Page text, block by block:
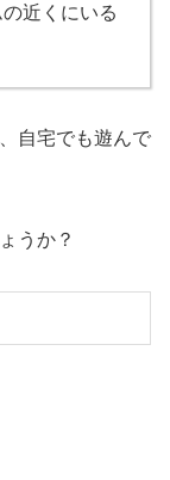
近くにいる
自宅でも遊んで
うか？